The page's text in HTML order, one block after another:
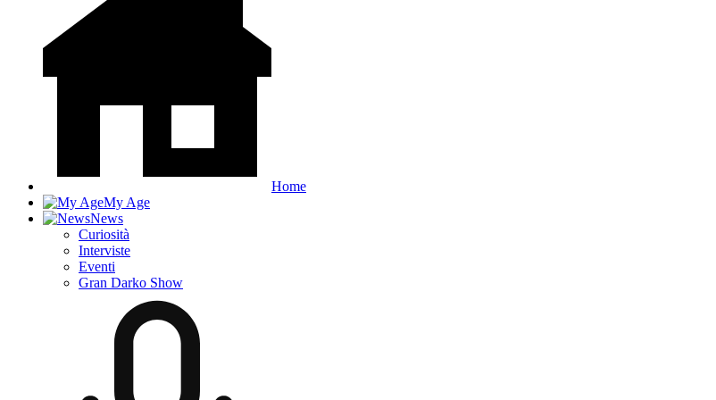
Home
My Age
News
Curiosità
Interviste
Eventi
Gran Darko Show